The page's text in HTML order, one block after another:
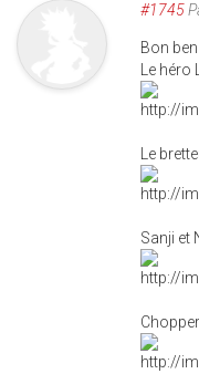
#1745
Bon
Le héro
Le
Sanji et